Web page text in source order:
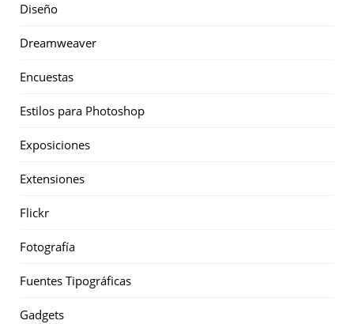
Diseño
Dreamweaver
Encuestas
Estilos para Photoshop
Exposiciones
Extensiones
Flickr
Fotografía
Fuentes Tipográficas
Gadgets